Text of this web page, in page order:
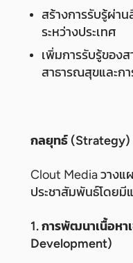
สร้างการรับรู้ผ่า
ระหว่างประเทศ
เพิ่มการรับรู้ของ
สาธารณสุขและก
กลยุทธ์ (Strategy)
Clout Media วางแ
ประชาสัมพันธ์โดย
1. การพัฒนาเนื้อหา
Development)